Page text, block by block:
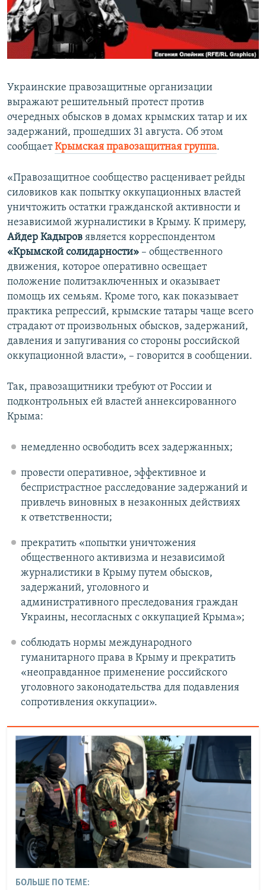
ПОБЕДИТЕЛЕЙ НЕ СУДЯТ?
КРЫМ.НЕПОКОРЕННЫЙ
ELIFBE
ПРИСОЕДИНЯЙТЕСЬ!
Все сайты RFE/RL
Украинские правозащитные организации
выражают решительный протест против
очередных обысков в домах крымских татар и их
задержаний, прошедших 31 августа. Об этом
сообщаетКрымская правозащитная группа.
«Правозащитное сообщество расценивает рейды
силовиков как попытку оккупационных властей
уничтожить остатки гражданской активности и
независимой журналистики в Крыму. К примеру,
Айдер Кадыров является корреспондентом
«Крымской солидарности» – общественного
движения, которое оперативно освещает
положение политзаключенных и оказывает
помощь их семьям. Кроме того, как показывает
практика репрессий, крымские татары чаще всего
страдают от произвольных обысков, задержаний,
давления и запугивания со стороны российской
оккупационной власти», – говорится в сообщении.
Так, правозащитники требуют от России и
подконтрольных ей властей аннексированного
Крыма:
немедленно освободить всех задержанных;
провести оперативное, эффективное и
беспристрастное расследование задержаний и
привлечь виновных в незаконных действиях
к ответственности;
прекратить «попытки уничтожения
общественного активизма и независимой
журналистики в Крыму путем обысков,
задержаний, уголовного и
административного преследования граждан
Украины, несогласных с оккупацией Крыма»;
соблюдать нормы международного
гуманитарного права в Крыму и прекратить
«неоправданное применение российского
уголовного законодательства для подавления
сопротивления оккупации».
БОЛЬШЕ ПО ТЕМЕ: